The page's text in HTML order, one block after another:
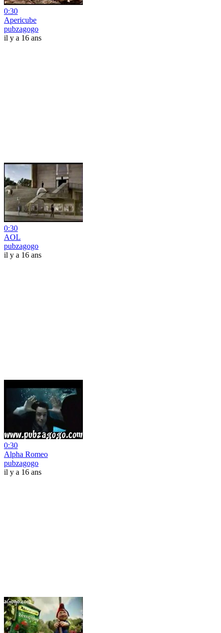
0:30
Apericube
pubzagogo
il y a 16 ans
0:30
AOL
pubzagogo
il y a 16 ans
0:30
Alpha Romeo
pubzagogo
il y a 16 ans